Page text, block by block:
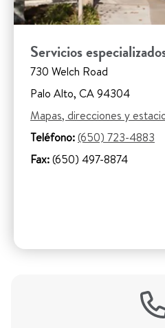
Servicios
730 Welch Road
Palo Alto, CA 94304
Mapas, direcciones y
Teléfono:(650) 723-4883
Fax:(650) 497-8874